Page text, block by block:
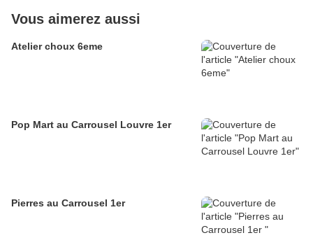
Vous aimerez aussi
Atelier choux 6eme
Pop Mart au Carrousel Louvre 1er
Pierres au Carrousel 1er